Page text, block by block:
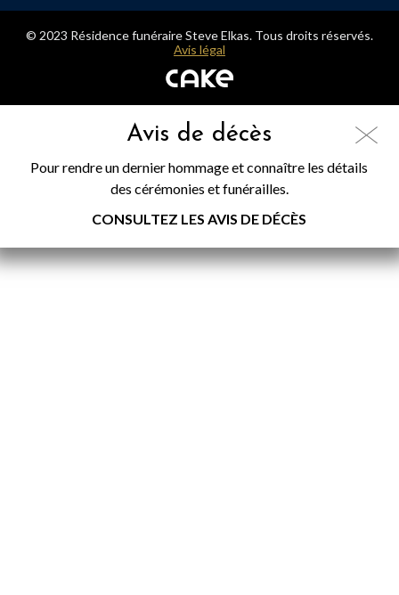
© 2023 Résidence funéraire Steve Elkas. Tous droits réservés.
Avis légal
Avis de décès
Pour rendre un dernier hommage et connaître les détails
des cérémonies et funérailles.
CONSULTEZ LES AVIS DE DÉCÈS